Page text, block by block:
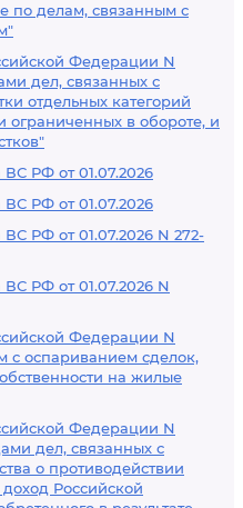
по делам, связанным с
Федерации N
дел, связанных с
отдельных категорий
ограниченных в обороте, и
РФ от 01.07.2026
РФ от 01.07.2026
РФ от 01.07.2026 N 272-
РФ от 01.07.2026 N
Федерации N
с оспариванием сделок,
на жилые
Федерации N
дел, связанных с
о противодействии
Российской